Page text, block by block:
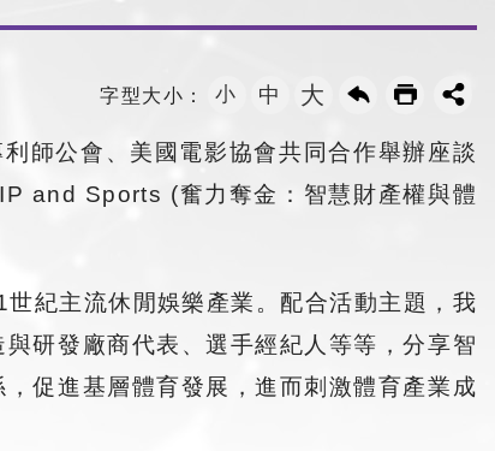
字型大小： 小 中 大
師公會、美國電影協會共同合作舉辦座談
and Sports (奮力奪金：智慧財產權與體
紀主流休閒娛樂產業。配合活動主題，我
研發廠商代表、選手經紀人等等，分享智
促進基層體育發展，進而刺激體育產業成